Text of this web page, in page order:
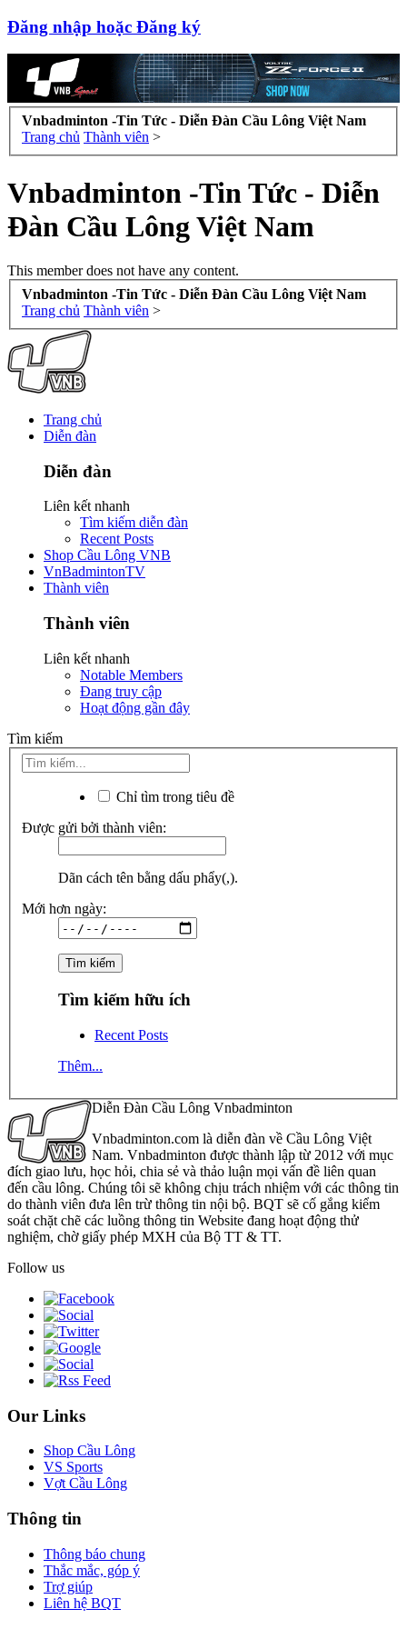
Đăng nhập hoặc Đăng ký
Vnbadminton -Tin Tức - Diễn Đàn Cầu Lông Việt Nam
Trang chủ Thành viên >
Vnbadminton -Tin Tức - Diễn
Đàn Cầu Lông Việt Nam
This member does not have any content.
Vnbadminton -Tin Tức - Diễn Đàn Cầu Lông Việt Nam
Trang chủ Thành viên >
Trang chủ
Diễn đàn
Diễn đàn
Liên kết nhanh
Tìm kiếm diễn đàn
Recent Posts
Shop Cầu Lông VNB
VnBadmintonTV
Thành viên
Thành viên
Liên kết nhanh
Notable Members
Đang truy cập
Hoạt động gần đây
Tìm kiếm
Chỉ tìm trong tiêu đề
Được gửi bởi thành viên:
Dãn cách tên bằng dấu phẩy(,).
Mới hơn ngày:
Tìm kiếm hữu ích
Recent Posts
Thêm...
Diễn Đàn Cầu Lông Vnbadminton
Vnbadminton.com là diễn đàn về Cầu Lông Việt
Nam. Vnbadminton được thành lập từ 2012 với mục
đích giao lưu, học hỏi, chia sẻ và thảo luận mọi vấn đề liên quan
đến cầu lông. Chúng tôi sẽ không chịu trách nhiệm với các thông tin
do thành viên đưa lên trừ thông tin nội bộ. BQT sẽ cố gắng kiểm
soát chặt chẽ các luồng thông tin Website đang hoạt động thử
nghiệm, chờ giấy phép MXH của Bộ TT & TT.
Follow us
Our Links
Shop Cầu Lông
VS Sports
Vợt Cầu Lông
Thông tin
Thông báo chung
Thắc mắc, góp ý
Trợ giúp
Liên hệ BQT